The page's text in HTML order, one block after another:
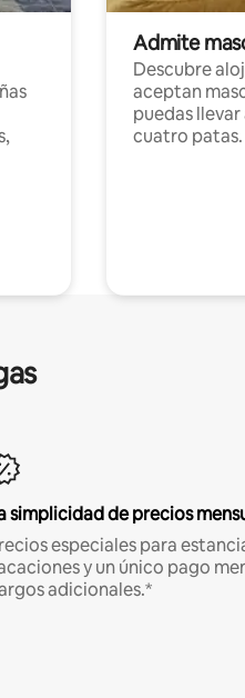
Admite
Descubre
aceptan
puedas
cuatro patas.
simplicidad de precios
especiales para
y un único pago
adicionales.*